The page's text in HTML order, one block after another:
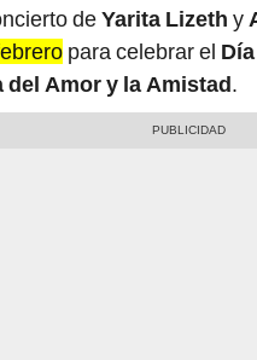
deYarita Lizeth y
para celebrar el
del Amor y la Amistad.